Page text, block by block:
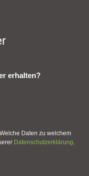
erhalten?
Daten zu welchem
Datenschutzerklärung